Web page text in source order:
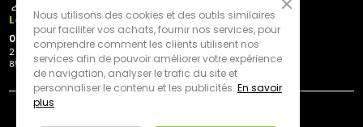
Les Herbiers
02 21 81 23 11
2 rue des Peupliers
85500 Les Herbiers
Nous utilisons des cookies et des outils similaires
pour faciliter vos achats, fournir nos services, pour
comprendre comment les clients utilisent nos
services afin de pouvoir améliorer votre expérience
de navigation, analyser le trafic du site et
personnaliser le contenu et les publicités. En savoir
plus